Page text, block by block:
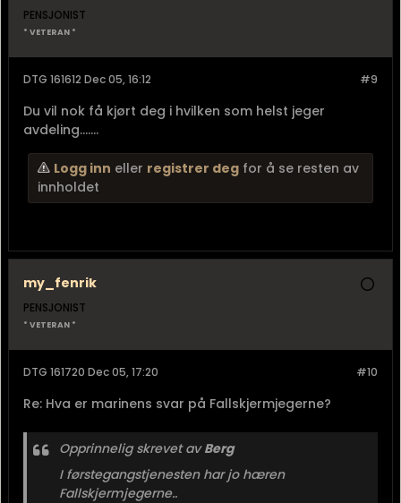
PENSJONIST
* VETERAN *
#9
DTG 161612 Dec 05, 16:12
Du vil nok få kjørt deg i hvilken som helst jeger
avdeling.......
Logg inn eller registrer deg for å se resten av
innholdet
my_fenrik
PENSJONIST
* VETERAN *
#10
DTG 161720 Dec 05, 17:20
Re: Hva er marinens svar på Fallskjermjegerne?
Opprinnelig skrevet avBerg
I førstegangstjenesten har jo hæren
Fallskjermjegerne..